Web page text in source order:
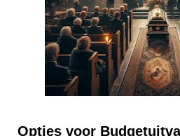
Opties voor